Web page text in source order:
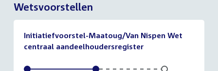
Wetsvoorstellen
Initiatiefvoorstel-Maatoug/Van Nispen Wet
centraal aandeelhoudersregister